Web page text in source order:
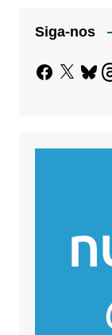
Siga-nos
Facebook
X